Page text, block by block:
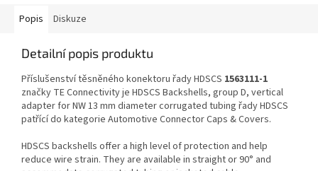
Popis Diskuze
Detailní popis produktu
Příslušenství těsněného konektoru řady HDSCS 1563111-1
značky TE Connectivity je HDSCS Backshells, group D, vertical
adapter for NW 13 mm diameter corrugated tubing řady HDSCS
patřící do kategorie Automotive Connector Caps & Covers.
HDSCS backshells offer a high level of protection and help
reduce wire strain. They are available in straight or 90° and